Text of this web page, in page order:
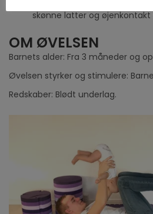
skønne latter og
OM ØVELSEN
Barnets alder: Fra 3 måneder og
Øvelsen styrker og stimulere:
Redskaber: Blødt underlag.